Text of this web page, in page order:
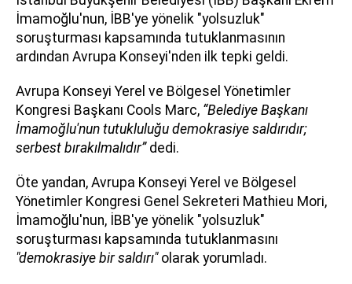
İmamoğlu'nun, İBB'ye yönelik "yolsuzluk"
soruşturması kapsamında tutuklanmasının
ardından Avrupa Konseyi'nden ilk tepki geldi.
Avrupa Konseyi Yerel ve Bölgesel Yönetimler
Kongresi Başkanı Cools Marc, “Belediye Başkanı
İmamoğlu'nun tutukluluğu demokrasiye saldırıdır;
serbest bırakılmalıdır”dedi.
Öte yandan, Avrupa Konseyi Yerel ve Bölgesel
Yönetimler Kongresi Genel Sekreteri Mathieu Mori,
İmamoğlu'nun, İBB'ye yönelik "yolsuzluk"
soruşturması kapsamında tutuklanmasını
"demokrasiye bir saldırı"olarak yorumladı.